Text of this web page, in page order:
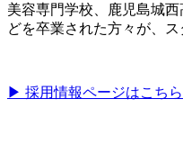
美容専門学校、鹿児島城
どを卒業された方々が、
▶︎ 採用情報ページはこちら